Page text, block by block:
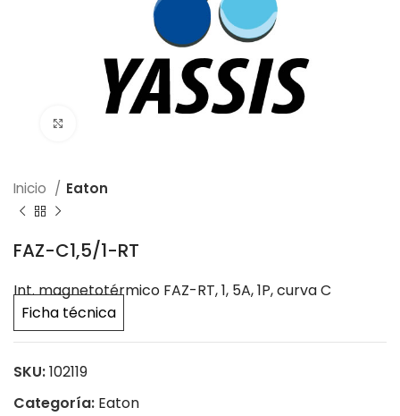
Inicio Eaton
FAZ-C1,5/1-RT
Int. magnetotérmico FAZ-RT, 1, 5A, 1P, curva C
Ficha técnica
SKU:102119
Categoría: Eaton